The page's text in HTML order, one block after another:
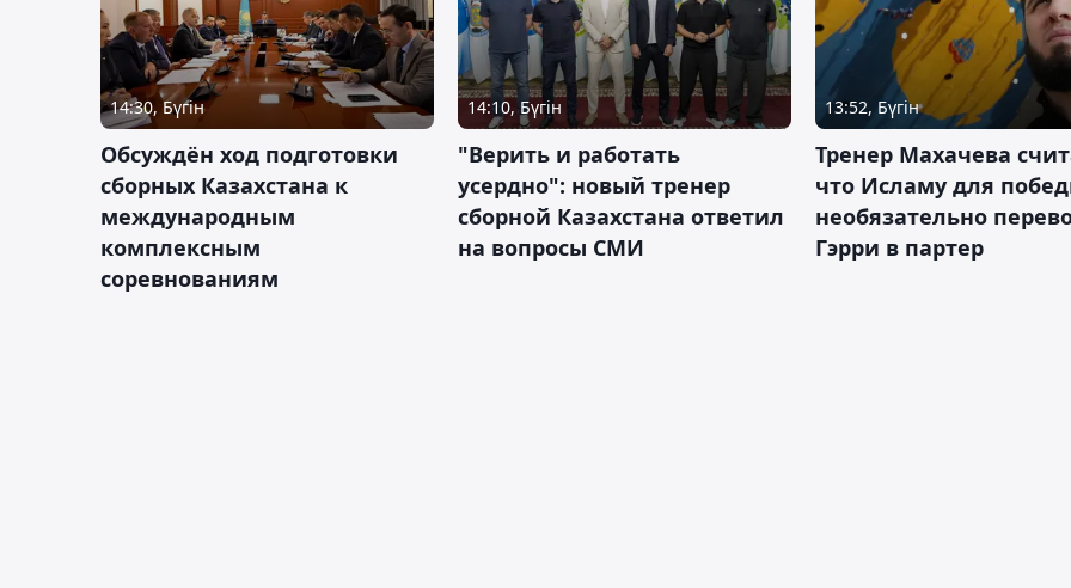
14:30, Бүгін
Обсуждён ход подготовки
сборных Казахстана к
международным
комплексным
соревнованиям
14:10, Бүгін
"Верить и работать
усердно": новый тренер
сборной Казахстана ответил
на вопросы СМИ
13:52, Бүгін
Тренер Махачева
что Исламу для
необязательно
Гэрри в партер